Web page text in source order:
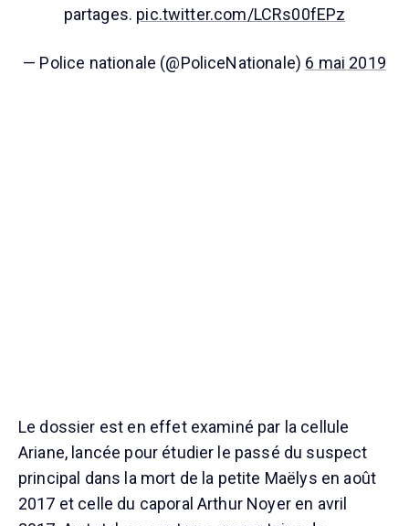
partages. pic.twitter.com/LCRs00fEPz
— Police nationale (@PoliceNationale) 6 mai 2019
Le dossier est en effet examiné par la cellule
Ariane, lancée pour étudier le passé du suspect
principal dans la mort de la petite Maëlys en août
2017 et celle du caporal Arthur Noyer en avril